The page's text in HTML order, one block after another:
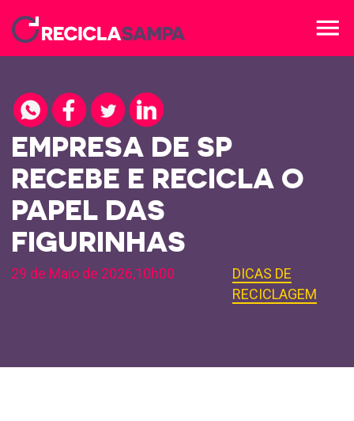
menu
EMPRESA DE SP
RECEBE E RECICLA O
PAPEL DAS
FIGURINHAS
29 de Maio de 2026,10h00
DICAS DE
RECICLAGEM